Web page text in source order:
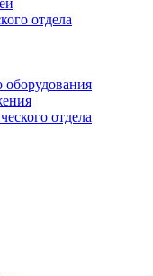
отдела
отдела